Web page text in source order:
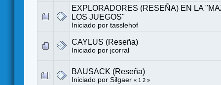
EXPLORADORES (RESEÑA) EN LA
LOS JUEGOS"
Iniciado por tasslehof
CAYLUS (Reseña)
Iniciado por jcorral
BAUSACK (Reseña)
Iniciado por Silgaer « 1 2 »